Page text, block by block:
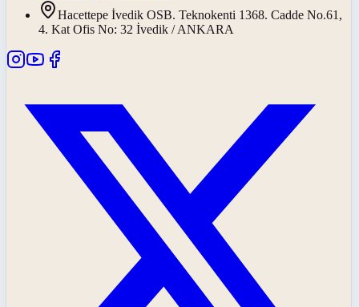
Hacettepe İvedik OSB. Teknokenti 1368. Cadde No.61,
4. Kat Ofis No: 32 İvedik / ANKARA